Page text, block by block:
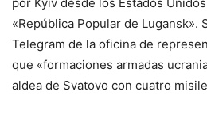
«República Popular de Lugansk».
Telegram de la oficina de
que «formaciones armadas
aldea de Svatovo con cuatro